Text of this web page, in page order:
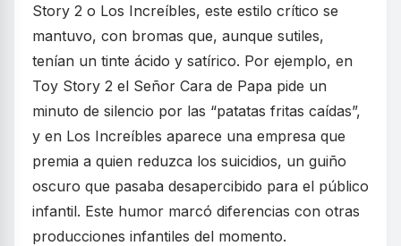
Story 2 o Los Increíbles, este estilo crítico se
mantuvo, con bromas que, aunque sutiles,
tenían un tinte ácido y satírico. Por ejemplo, en
Toy Story 2 el Señor Cara de Papa pide un
minuto de silencio por las “patatas fritas caídas”,
y en Los Increíbles aparece una empresa que
premia a quien reduzca los suicidios, un guiño
oscuro que pasaba desapercibido para el público
infantil. Este humor marcó diferencias con otras
producciones infantiles del momento.